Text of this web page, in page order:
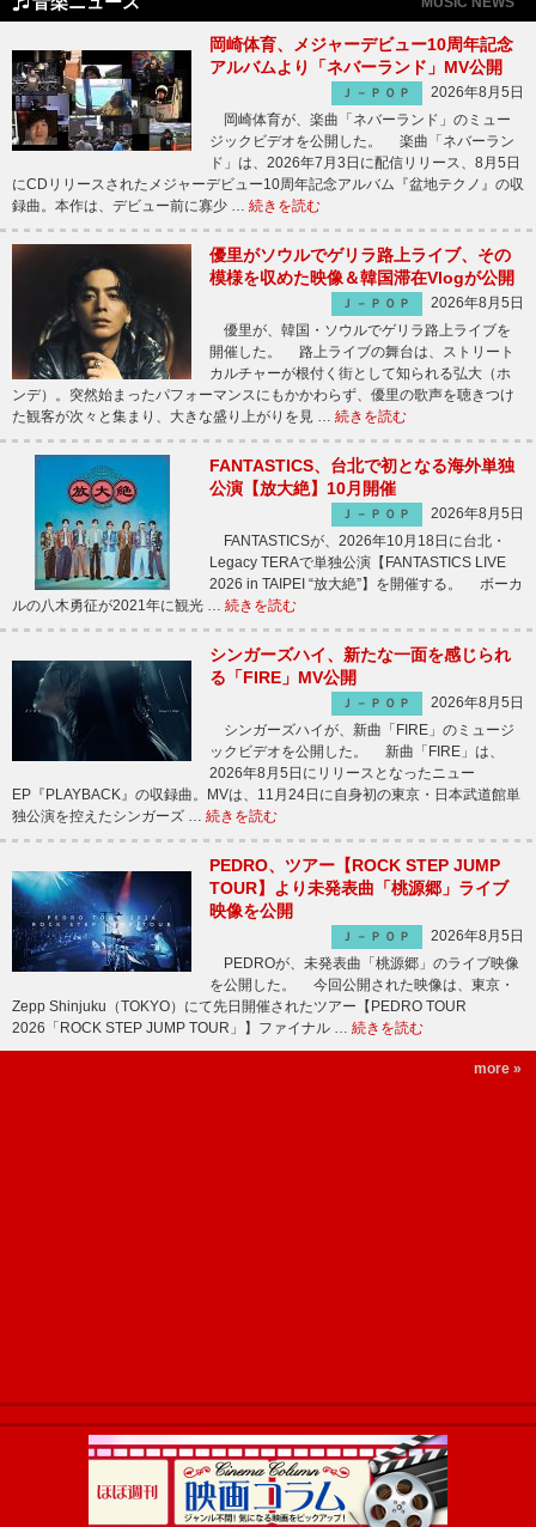
岡崎体育、メジャーデビュー10周年記念
アルバムより「ネバーランド」MV公開
Ｊ－ＰＯＰ
2026年8月5日
岡崎体育が、楽曲「ネバーランド」のミュー
ジックビデオを公開した。 楽曲「ネバーラン
ド」は、2026年7月3日に配信リリース、8月5日
にCDリリースされたメジャーデビュー10周年記念アルバム『盆地テクノ』の収
録曲。本作は、デビュー前に寡少 … 続きを読む
優里がソウルでゲリラ路上ライブ、その
模様を収めた映像＆韓国滞在Vlogが公開
Ｊ－ＰＯＰ
2026年8月5日
優里が、韓国・ソウルでゲリラ路上ライブを
開催した。 路上ライブの舞台は、ストリート
カルチャーが根付く街として知られる弘大（ホ
ンデ）。突然始まったパフォーマンスにもかかわらず、優里の歌声を聴きつけ
た観客が次々と集まり、大きな盛り上がりを見 … 続きを読む
FANTASTICS、台北で初となる海外単独
公演【放大絶】10月開催
Ｊ－ＰＯＰ
2026年8月5日
FANTASTICSが、2026年10月18日に台北・
Legacy TERAで単独公演【FANTASTICS LIVE
2026 in TAIPEI “放大絶”】を開催する。 ボーカ
ルの八木勇征が2021年に観光 … 続きを読む
シンガーズハイ、新たな一面を感じられ
る「FIRE」MV公開
Ｊ－ＰＯＰ
2026年8月5日
シンガーズハイが、新曲「FIRE」のミュージ
ックビデオを公開した。 新曲「FIRE」は、
2026年8月5日にリリースとなったニュー
EP『PLAYBACK』の収録曲。MVは、11月24日に自身初の東京・日本武道館単
独公演を控えたシンガーズ … 続きを読む
PEDRO、ツアー【ROCK STEP JUMP
TOUR】より未発表曲「桃源郷」ライブ
映像を公開
Ｊ－ＰＯＰ
2026年8月5日
PEDROが、未発表曲「桃源郷」のライブ映像
を公開した。 今回公開された映像は、東京・
Zepp Shinjuku（TOKYO）にて先日開催されたツアー【PEDRO TOUR
2026「ROCK STEP JUMP TOUR」】ファイナル … 続きを読む
more »